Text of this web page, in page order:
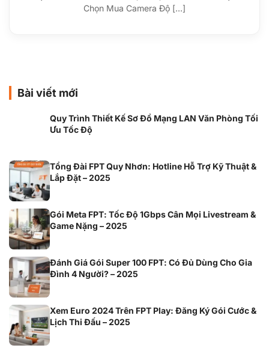
Chọn Mua Camera Độ [...]
Bài viết mới
Quy Trình Thiết Kế Sơ Đồ Mạng LAN Văn Phòng Tối
Ưu Tốc Độ
Tổng Đài FPT Quy Nhơn: Hotline Hỗ Trợ Kỹ Thuật &
Lắp Đặt – 2025
Gói Meta FPT: Tốc Độ 1Gbps Cân Mọi Livestream &
Game Nặng – 2025
Đánh Giá Gói Super 100 FPT: Có Đủ Dùng Cho Gia
Đình 4 Người? – 2025
Xem Euro 2024 Trên FPT Play: Đăng Ký Gói Cước &
Lịch Thi Đấu – 2025